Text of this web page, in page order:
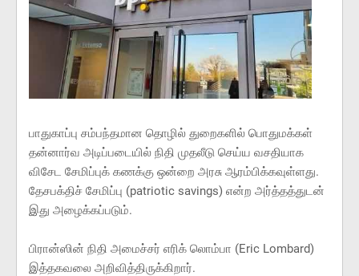
பாதுகாப்பு சம்பந்தமான தொழில் துறைகளில் பொதுமக்கள்
தன்னார்வ அடிப்படையில் நிதி முதலீடு செய்ய வசதியாக
விசேட சேமிப்புக் கணக்கு ஒன்றை அரசு ஆரம்பிக்கவுள்ளது.
தேசபக்திச் சேமிப்பு (patriotic savings) என்ற அர்த்தத்துடன்
இது அழைக்கப்படும்.
பிரான்ஸின் நிதி அமைச்சர் எரிக் லொம்பா (Eric Lombard)
இத்தகவலை அறிவித்திருக்கிறார்.